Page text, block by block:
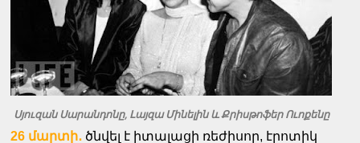
Սյուզան Սարանդոնը, Լայզա Մինելին և Քրիսթոֆեր Ուոքենը
26 մարտի․ ծնվել է իտալացի ռեժիսոր, էրոտիկ